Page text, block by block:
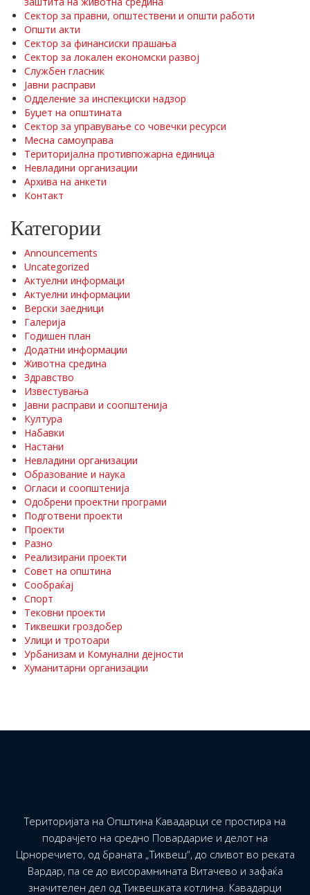
Сектор за правни, општествени и општи работи
Општи акти
Сектор за финансиски прашања
Сектор за локален економски развој
Службен гласник
Јавни расправи
Одделение за инспекциски надзор
Буџет на општината
Сектор за управување со човечки ресурси
Месна самоуправа
Територијална противпожарна единица
Невладини организации
Архива на анкети
Контакт
Категории
Announcements
Uncategorized
Актуелни информаци
Актуелни информации
Верски заедници
Галерија
Годишен план
Додатни информации
Животна средина
Здравство
Известувања
Јавни расправи и соопштенија
Култура
Набавки
Настани
Невладини организации
Образование и наука
Огласи и соопштенија
Одобрени проектни програми
Подготвени проекти
Проекти
Разно
Реализирани проекти
Совет на општина
Сообраќај
Спорт
Тековни проекти
Тиквешки гроздобер
Улици и тротоари
Урбанизам и Комунални дејности
Хуманитарни организации
Територијата на Општина Кавадарци се простира на
подрачјето на средно Повардарие и делот на
Црноречието, од браната „Тиквеш“, до сливот во реката
Вардар, па се до висорамнината Витачево и зафаќа
значителен дел од Тиквешката котлина. Кавадарци